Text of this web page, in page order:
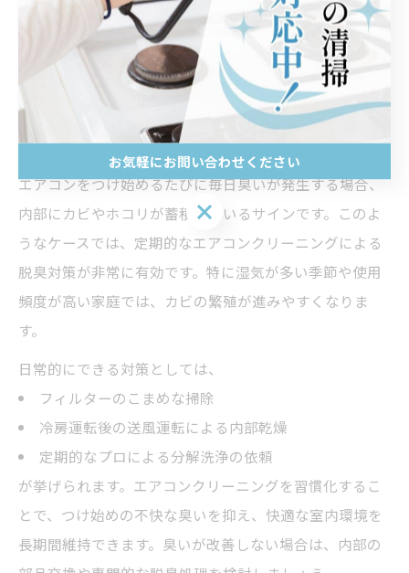
の臭いにはオゾン脱臭の併用が推奨されます。注意点と
して、オゾン発生装置を自分で使用する場合は、使用方
法や安全性に十分注意しましょう。
エアコンつけ始めの毎日の臭いに脱臭クリー
ニングを活用
エアコンをつけ始めるたびに毎日臭いが発生する場合、
内部にカビやホコリが蓄積しているサインです。このよ
うなケースでは、定期的なエアコンクリーニングによる
脱臭対策が非常に有効です。特に湿気が多い季節や使用
頻度が高い家庭では、カビの繁殖が進みやすくなりま
す。
日常的にできる対策としては、
フィルターのこまめな掃除
冷房運転後の送風運転による内部乾燥
定期的なプロによる分解洗浄の依頼
が挙げられます。エアコンクリーニングを習慣化するこ
とで、つけ始めの不快な臭いを抑え、快適な室内環境を
長期間維持できます。臭いが改善しない場合は、内部の
お気軽にお問い合わせください
お気軽にお問い合わせください